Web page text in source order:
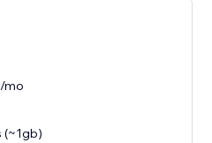
mo